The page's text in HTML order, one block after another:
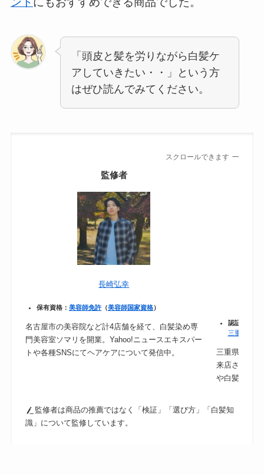
「頭皮と髪を労りながら白髪ケ
アしていきたい・・」という方
はぜひ読んでみてください。
スクロールできます
監修者
長崎弘幸
保有資格：美容師免許 （美容師国家資格）
名古屋市の美容院など計4店舗を経て、白髪染め専
門美容室ソマリを開業。Yahoo!ニュースエキスパー
トや各種SNSにてヘアケアについて発信中。
認証：
三重県｜食
三重県津市
来店される
や白髪ケア
監修者は商品の推薦ではなく「検証」「選び方」「白髪知
識」について監修しています。